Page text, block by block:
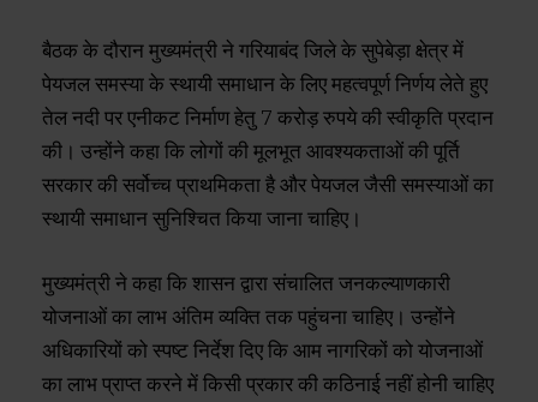
बैठक के दौरान मुख्यमंत्री ने गरियाबंद जिले के सुपेबेड़ा क्षेत्र में
पेयजल समस्या के स्थायी समाधान के लिए महत्वपूर्ण निर्णय लेते हुए
तेल नदी पर एनीकट निर्माण हेतु 7 करोड़ रुपये की स्वीकृति प्रदान
की। उन्होंने कहा कि लोगों की मूलभूत आवश्यकताओं की पूर्ति
सरकार की सर्वोच्च प्राथमिकता है और पेयजल जैसी समस्याओं का
स्थायी समाधान सुनिश्चित किया जाना चाहिए।
मुख्यमंत्री ने कहा कि शासन द्वारा संचालित जनकल्याणकारी
योजनाओं का लाभ अंतिम व्यक्ति तक पहुंचना चाहिए। उन्होंने
अधिकारियों को स्पष्ट निर्देश दिए कि आम नागरिकों को योजनाओं
का लाभ प्राप्त करने में किसी प्रकार की कठिनाई नहीं होनी चाहिए